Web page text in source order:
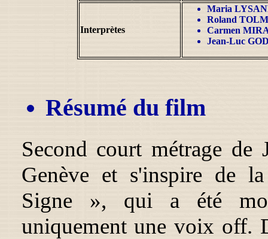
Interprètes
Maria
Roland
Carmen
Jean-Luc
Résumé du film
Second court métrage
Genève et s'inspire de
Signe », qui a été
uniquement une voix off.